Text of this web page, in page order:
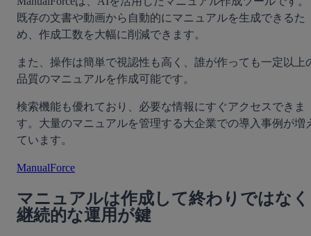
既存の文書や動画から自動的にマニュアルを生成できるた
め、作成工数を大幅に削減できます。
また、操作は簡単で視認性も高く、誰が作っても一定以上
品質のマニュアルを作成可能です。
検索機能も優れており、必要な情報にすぐアクセスできま
す。大量のマニュアルを管理する大企業での導入事例が増
ています。
ManualForce
マニュアルは作成して終わりではなく
継続的な運用が鍵